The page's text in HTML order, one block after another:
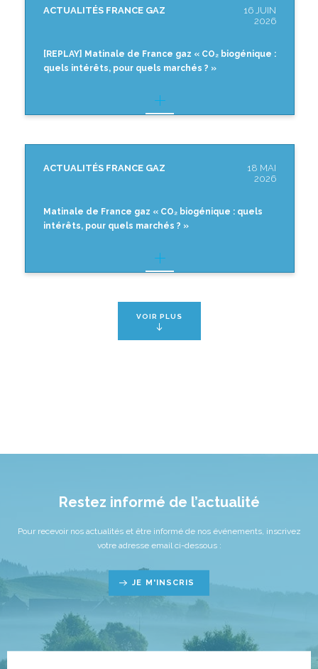
ACTUALITÉS FRANCE GAZ
16 JUIN
2026
[REPLAY] Matinale de France gaz « CO₂ biogénique :
quels intérêts, pour quels marchés ? »
ACTUALITÉS FRANCE GAZ
18 MAI
2026
Matinale de France gaz « CO₂ biogénique : quels
intérêts, pour quels marchés ? »
VOIR PLUS
Restez informé de l’actualité
Pour recevoir nos actualités et être informé de nos événements, inscrivez
votre adresse email ci-dessous :
JE M'INSCRIS